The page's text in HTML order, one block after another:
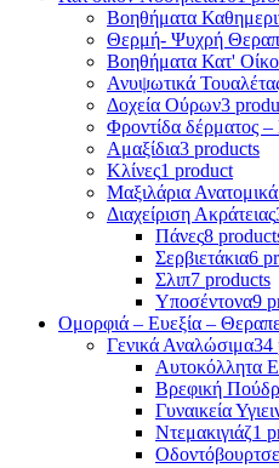
Βοηθήματα
Θερμή- Ψυχρή
Βοηθήματα Κατ'
Ανυψωτικά
Δοχεία Ούρων3
Φροντίδα δέρματος
Αμαξίδια3 products
Κλίνες1 product
Μαξιλάρια Ανατομικά
Διαχείριση Ακράτειας
Πάνες8
Σερβιετάκια6
Σλιπ7 products
Υποσέντονα9
Ομορφιά – Ευεξία –
Γενικά Αναλώσιμα34
Αυτοκόλλητα
Βρεφική
Γυναικεία
Ντεμακιγιάζ1